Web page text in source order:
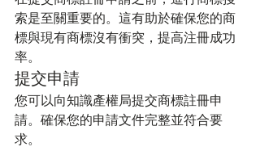
索是至關重要的。這有助於確保您的商
標與現有商標沒有衝突，提高注冊成功
率。
提交申請
您可以向知識產權局提交商標註冊申
請。確保您的申請文件完整並符合要
求。